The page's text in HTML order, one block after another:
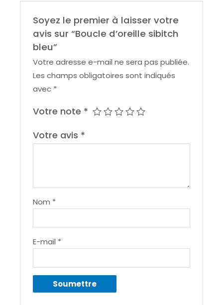
Soyez le premier à laisser votre
avis sur “Boucle d’oreille sibitch
bleu”
Votre adresse e-mail ne sera pas publiée.
Les champs obligatoires sont indiqués
avec *
Votre note *
Votre avis *
Nom *
E-mail *